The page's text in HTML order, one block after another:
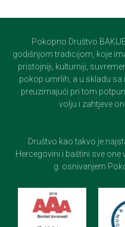
Pokopno Društvo
godišnjom tradicijom, koje
pristojniji, kulturniji,
pokop umrlih, a u skladu
preuzimajući pri tom
volju i zahtjeve
Društvo kao takvo je
Hercegovini i baštini sve one
g. osnivanjem